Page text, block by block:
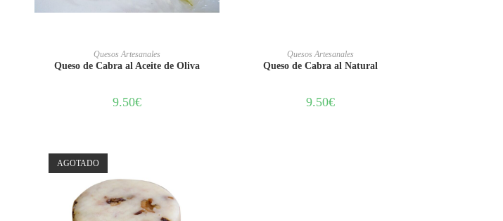
AÑADIR AL CARRITO
Quesos Artesanales
Queso de Cabra al Aceite de Oliva
9.50€
AÑADIR AL CARRITO
Quesos Artesanales
Queso de Cabra al Natural
9.50€
AGOTADO